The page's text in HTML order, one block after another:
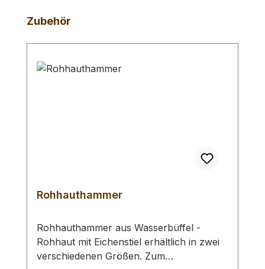
Produktgalerie überspringen
Zubehör
Rohhauthammer
Rohhauthammer aus Wasserbüffel -
Rohhaut mit Eichenstiel erhältlich in zwei
verschiedenen Größen. Zum